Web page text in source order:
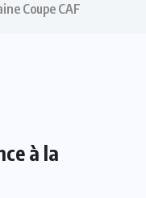
Coupe CAF
à la